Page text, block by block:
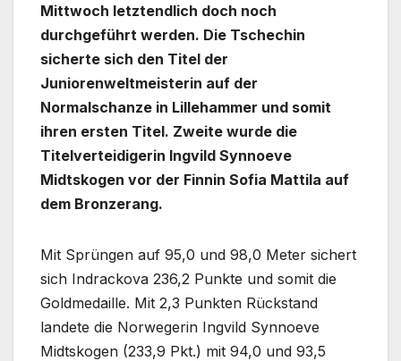
Mittwoch letztendlich doch noch
durchgeführt werden. Die Tschechin
sicherte sich den Titel der
Juniorenweltmeisterin auf der
Normalschanze in Lillehammer und somit
ihren ersten Titel. Zweite wurde die
Titelverteidigerin Ingvild Synnoeve
Midtskogen vor der Finnin Sofia Mattila auf
dem Bronzerang.
Mit Sprüngen auf 95,0 und 98,0 Meter sichert
sich Indrackova 236,2 Punkte und somit die
Goldmedaille. Mit 2,3 Punkten Rückstand
landete die Norwegerin Ingvild Synnoeve
Midtskogen (233,9 Pkt.) mit 94,0 und 93,5